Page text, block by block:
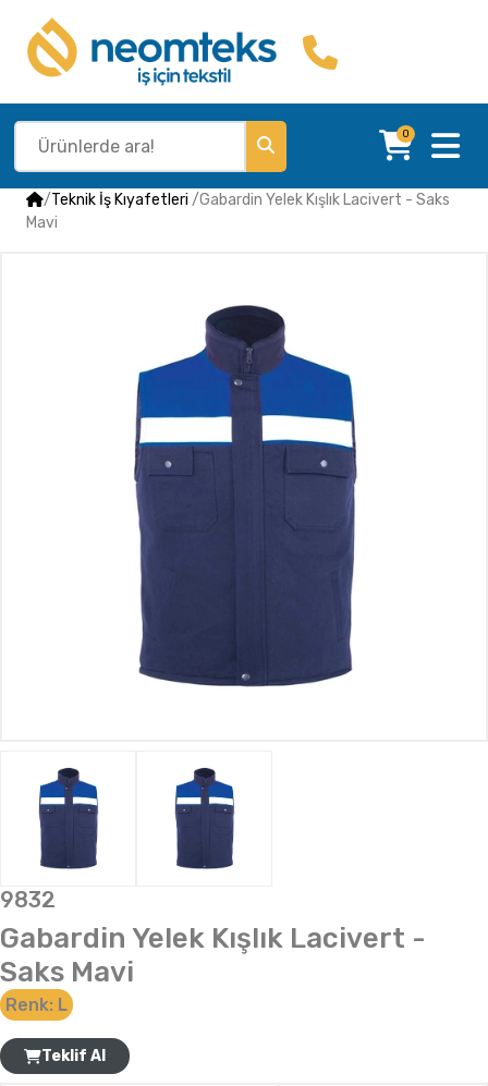
0
/Teknik İş Kıyafetleri /Gabardin Yelek Kışlık Lacivert - Saks
Mavi
9832
Gabardin Yelek Kışlık Lacivert -
Saks Mavi
Renk: L
Teklif Al